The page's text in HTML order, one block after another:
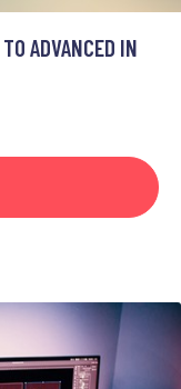
ADVANCED IN